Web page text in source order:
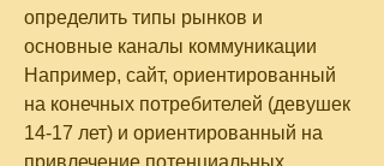
определить типы рынков и
основные каналы коммуникации
Например, сайт, ориентированный
на конечных потребителей (девушек
14-17 лет) и ориентированный на
привлечение потенциальных